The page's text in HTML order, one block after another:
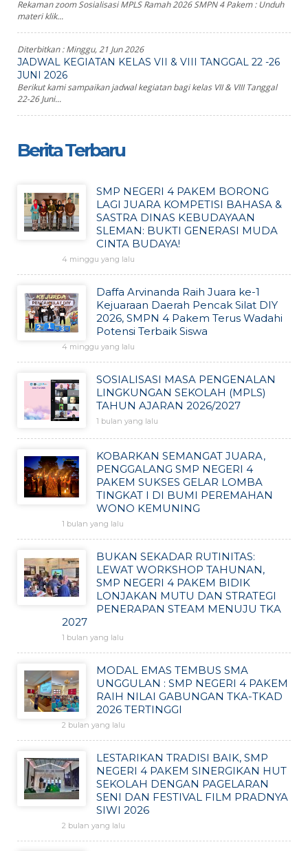
Rekaman zoom Sosialisasi MPLS Ramah 2026 SMPN 4 Pakem : Unduh
materi klik...
Diterbitkan :Minggu, 21 Jun 2026
JADWAL KEGIATAN KELAS VII & VIII TANGGAL 22 -26
JUNI 2026
Berikut kami sampaikan jadwal kegiatan bagi kelas VII & VIII Tanggal
22-26 Juni...
Berita Terbaru
SMP NEGERI 4 PAKEM BORONG
LAGI JUARA KOMPETISI BAHASA &
SASTRA DINAS KEBUDAYAAN
SLEMAN: BUKTI GENERASI MUDA
CINTA BUDAYA!
4 minggu yang lalu
Daffa Arvinanda Raih Juara ke-1
Kejuaraan Daerah Pencak Silat DIY
2026, SMPN 4 Pakem Terus Wadahi
Potensi Terbaik Siswa
4 minggu yang lalu
SOSIALISASI MASA PENGENALAN
LINGKUNGAN SEKOLAH (MPLS)
TAHUN AJARAN 2026/2027
1 bulan yang lalu
KOBARKAN SEMANGAT JUARA,
PENGGALANG SMP NEGERI 4
PAKEM SUKSES GELAR LOMBA
TINGKAT I DI BUMI PEREMAHAN
WONO KEMUNING
1 bulan yang lalu
BUKAN SEKADAR RUTINITAS:
LEWAT WORKSHOP TAHUNAN,
SMP NEGERI 4 PAKEM BIDIK
LONJAKAN MUTU DAN STRATEGI
PENERAPAN STEAM MENUJU TKA
2027
1 bulan yang lalu
MODAL EMAS TEMBUS SMA
UNGGULAN : SMP NEGERI 4 PAKEM
RAIH NILAI GABUNGAN TKA-TKAD
2026 TERTINGGI
2 bulan yang lalu
LESTARIKAN TRADISI BAIK, SMP
NEGERI 4 PAKEM SINERGIKAN HUT
SEKOLAH DENGAN PAGELARAN
SENI DAN FESTIVAL FILM PRADNYA
SIWI 2026
2 bulan yang lalu